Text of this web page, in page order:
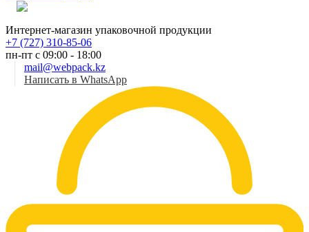
Интернет-магазин упаковочной продукции
+7 (727) 310-85-06
пн-пт с 09:00 - 18:00
mail@webpack.kz
Написать в WhatsApp